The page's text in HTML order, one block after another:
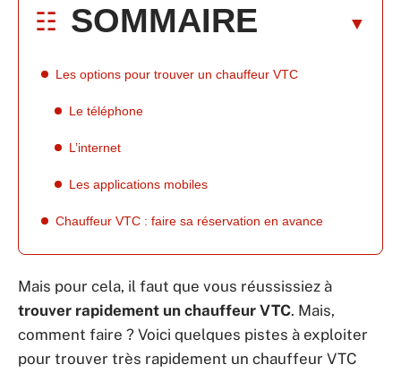
SOMMAIRE
Les options pour trouver un chauffeur VTC
Le téléphone
L’internet
Les applications mobiles
Chauffeur VTC : faire sa réservation en avance
Mais pour cela, il faut que vous réussissiez à
trouver rapidement un chauffeur VTC. Mais,
comment faire ? Voici quelques pistes à exploiter
pour trouver très rapidement un chauffeur VTC